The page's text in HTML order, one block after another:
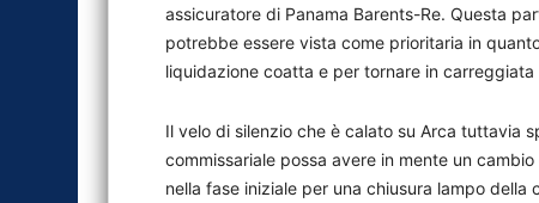
assicuratore di Panama Barents-Re. Questa
potrebbe essere vista come prioritaria in
liquidazione coatta e per tornare in
Il velo di silenzio che è calato su Arca tuttavia
commissariale possa avere in mente un
nella fase iniziale per una chiusura lampo della